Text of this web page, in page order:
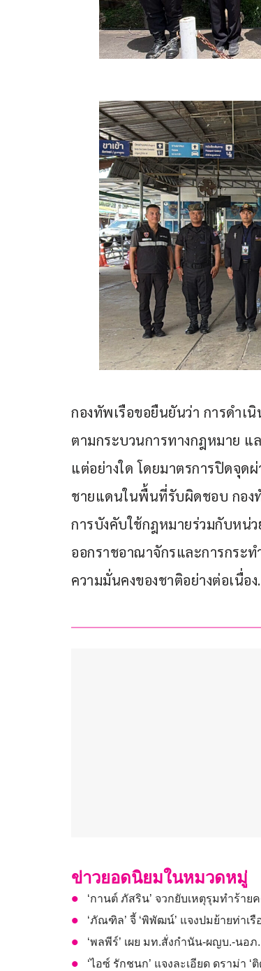
กองทัพเรือขอยืนยันว่า การดำเ
ตามกระบวนการทางกฎหมาย
แต่อย่างใด โดยมาตรการปิดจุด
ชายแดนในพื้นที่รับผิดชอบ กอง
การบังคับใช้กฎหมายร่วมกับหน่ว
ออกราชอาณาจักรและการกระ
ความมั่นคงของชาติอย่างต่อเนื่อง.
ข่าวยอดนิยมในหมวดหมู่
‘กานต์ ภัสริน’ จวกยับเหตุรุมทำร้า
‘ภัณฑิล’ จี้ ‘พิพัฒน์’ แจงปมย้ายท่า
‘พลพีร์’ เผย มท.สั่งกำนัน-ผญบ.-น
‘ไอซ์ รักชนก’ แจงละเอียด ดราม่า ‘